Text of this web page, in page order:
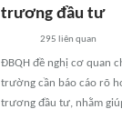
trương đầu tư
295 liên quan
ĐBQH đề nghị cơ quan
trường cần báo cáo rõ
trương đầu tư, nhằm